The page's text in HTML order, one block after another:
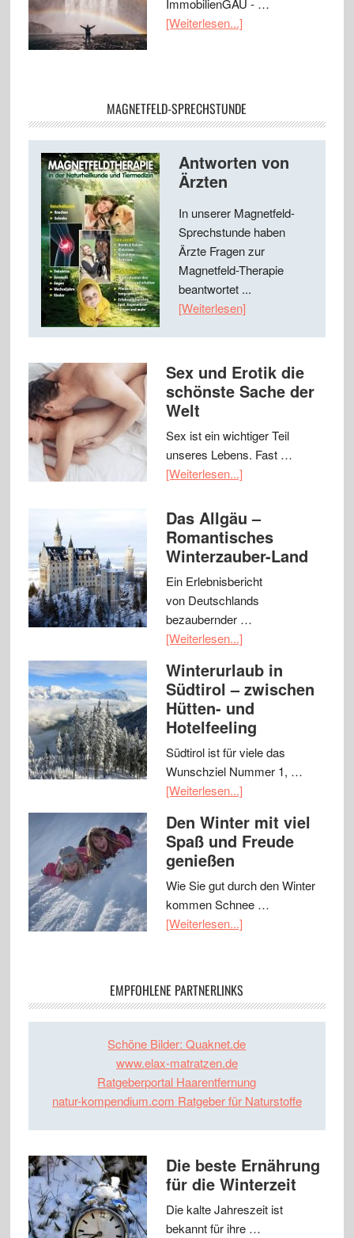
ImmobilienGAU - …
[Weiterlesen...]
MAGNETFELD-SPRECHSTUNDE
Antworten von
Ärzten
In unserer Magnetfeld-
Sprechstunde haben
Ärzte Fragen zur
Magnetfeld-Therapie
beantwortet ...
[Weiterlesen]
Sex und Erotik die
schönste Sache der
Welt
Sex ist ein wichtiger Teil
unseres Lebens. Fast …
[Weiterlesen...]
Das Allgäu –
Romantisches
Winterzauber-Land
Ein Erlebnisbericht
von Deutschlands
bezaubernder …
[Weiterlesen...]
Winterurlaub in
Südtirol – zwischen
Hütten- und
Hotelfeeling
Südtirol ist für viele das
Wunschziel Nummer 1, …
[Weiterlesen...]
Den Winter mit viel
Spaß und Freude
genießen
Wie Sie gut durch den Winter
kommen Schnee …
[Weiterlesen...]
EMPFOHLENE PARTNERLINKS
Schöne Bilder: Quaknet.de
www.elax-matratzen.de
Ratgeberportal Haarentfernung
natur-kompendium.com Ratgeber für Naturstoffe
Die beste Ernährung
für die Winterzeit
Die kalte Jahreszeit ist
bekannt für ihre …